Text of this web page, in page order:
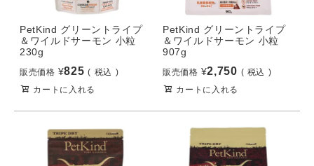
PetKind グリーントライプ
＆ワイルドサーモン 小粒
230g
販売価格 ¥825
税込
カートに入れる
PetKind グリーントライプ
＆ワイルドサーモン 小粒
907g
販売価格 ¥2,750
税込
カートに入れる